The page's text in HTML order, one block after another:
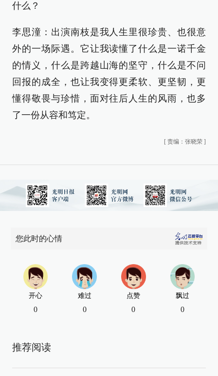
什么？
李思潼：出演南枝是我人生里很珍贵、也很意
外的一场际遇。它让我读懂了什么是一诺千金
的情义，什么是跨越山海的坚守，什么是不问
回报的成全，也让我变得更柔软、更坚韧，更
懂得敬畏与珍惜，面对往后人生的风雨，也多
了一份从容和笃定。
[ 责编：张晓荣 ]
您此时的心情
开心
0
难过
0
点赞
0
飘过
0
推荐阅读